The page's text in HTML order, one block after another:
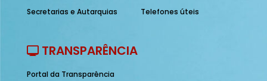
Secretarias e Autarquias
Telefones úteis
TRANSPARÊNCIA
Portal da Transparência